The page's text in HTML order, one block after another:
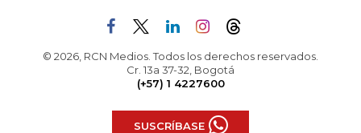
© 2026, RCN Medios. Todos los derechos reservados.
Cr. 13a 37-32, Bogotá
(+57) 1 4227600
SUSCRÍBASE